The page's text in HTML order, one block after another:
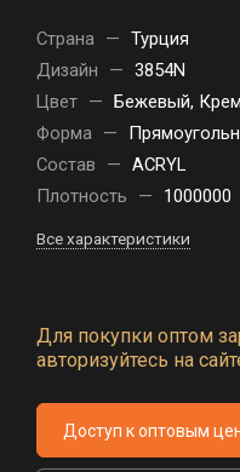
Страна — Турция
Дизайн
— 3854N
Цвет — Бежевый,
Форма —
Состав
— ACRYL
Плотность
— 1000000
Все характеристики
Для покупки оптом
авторизуйтесь на
Доступ к оптовым